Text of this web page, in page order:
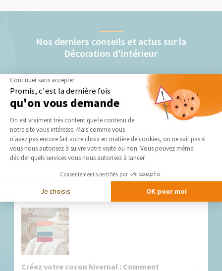
Nos derniers conseils et actus sur la
Décoration d'intérieur
Décoration de Noël : créez la magie des fêtes
dans votre maison
Les premières lumières de Noël s'allument dans les rues, et
avec elles, cette...
Créez votre cocon hivernal : Comment
Continuer sans accepter
Promis, c'est la dernière fois
qu'on vous demande
Plateforme de Gestion du
On est vraiment très content que le contenu de
notre site vous intéresse. Mais comme vous
n'avez pas encore fait votre choix en matière de cookies, on ne sait pas si
vous nous autorisez à suivre votre visite ou non. Vous pouvez même
décider quels services vous nous autorisez à lancer.
Consentements certifiés par
Je choisis OK pour moi
Axeptio consent